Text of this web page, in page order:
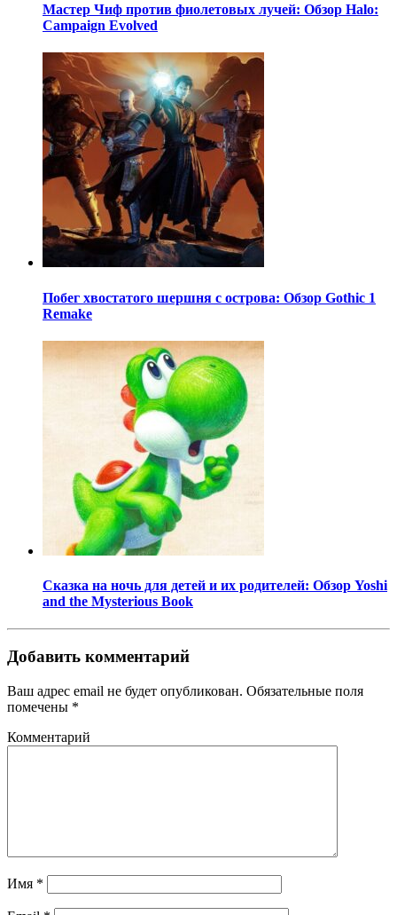
Мастер Чиф против фиолетовых лучей: Обзор Halo:
Campaign Evolved
Побег хвостатого шершня с острова: Обзор Gothic 1
Remake
Сказка на ночь для детей и их родителей: Обзор Yoshi
and the Mysterious Book
Добавить комментарий
Ваш адрес email не будет опубликован. Обязательные поля
помечены *
Комментарий
Имя *